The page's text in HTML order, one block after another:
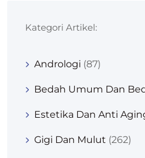
Kategori Artikel:
Andrologi (87)
Bedah Umum Dan
Estetika Dan Anti
Gigi Dan Mulut (262)